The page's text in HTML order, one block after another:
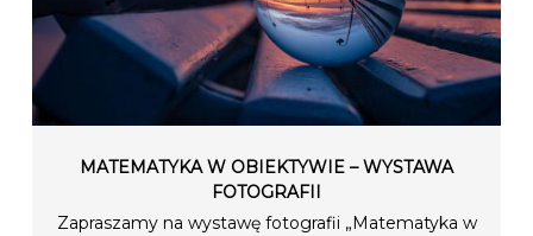
MATEMATYKA W OBIEKTYWIE – WYSTAWA
FOTOGRAFII
Zapraszamy na wystawę fotografii „Matematyka w